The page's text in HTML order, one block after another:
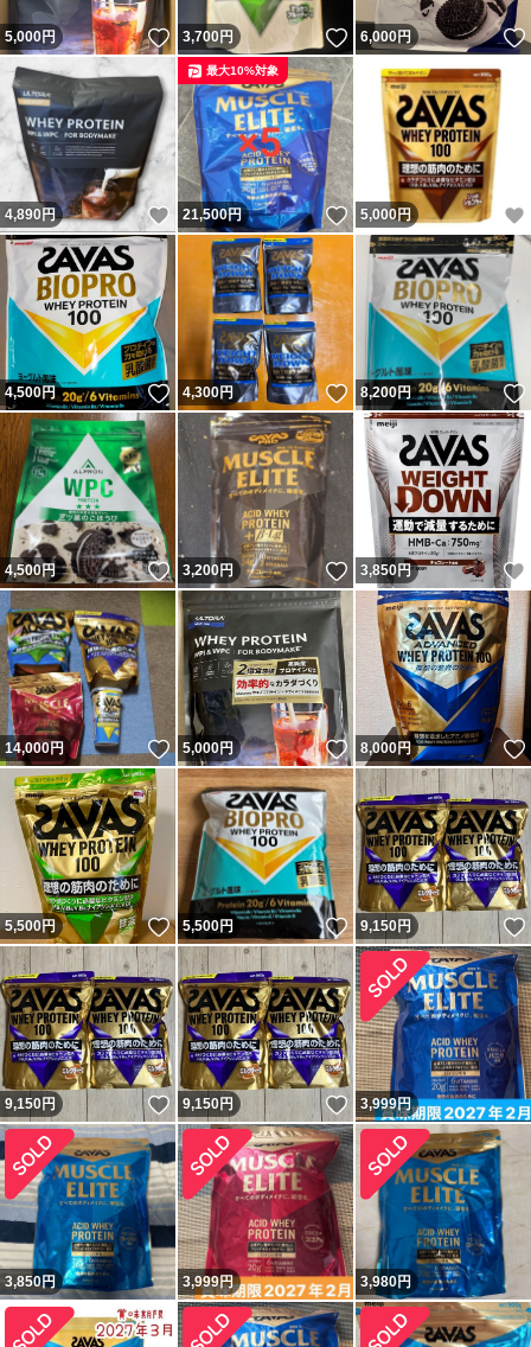
5,000円 いいね！
3,700円 いいね！
6,000円
4,890 円 いいね！
21,500円 いいね！
最大10%対象
5,000円
4,500円 いいね！
4,300円 いいね！
8,200円
4,500円 いいね！
3,200円 いいね！
3,850円
14,000円 いいね！
5,000円 いいね！
8,000円
5,500円 いいね！
5,500円 いいね！
9,150円
9,150円 いいね！
9,150円 いいね！
3,999円
3,850円 3,999円 3,980円